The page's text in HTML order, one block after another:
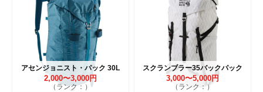
アセンジョニスト・パック 30L
2,000〜3,000円
（ランク：）
スクランブラー35バックパック
3,000〜5,000円
（ランク：）